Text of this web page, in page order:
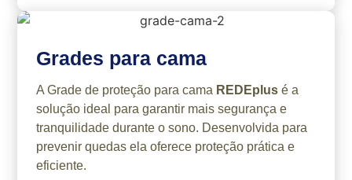
Grades para cama
A Grade de proteção para cama REDEplus é a
solução ideal para garantir mais segurança e
tranquilidade durante o sono. Desenvolvida para
prevenir quedas ela oferece proteção prática e
eficiente.